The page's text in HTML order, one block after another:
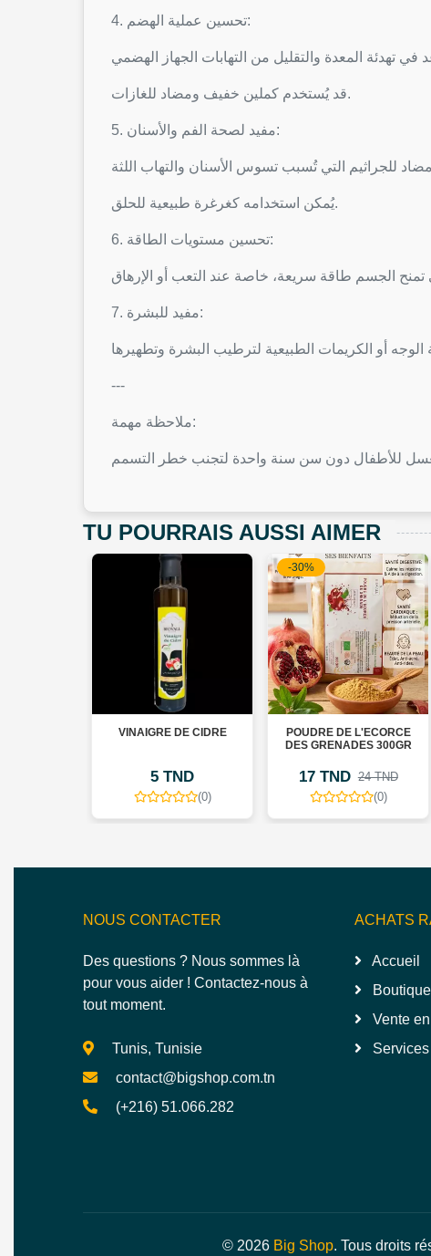
4. تحسين عملية الهضم:
قد يُستخدم كملين خفيف ومضاد للغازات.
5. مفيد لصحة الفم والأسنان:
يُمكن استخدامه كغرغرة طبيعية للحلق.
6. تحسين مستويات الطاقة:
7. مفيد للبشرة:
---
ملاحظة مهمة:
للأطفال دون سن سنة واحدة لتجنب خطر التسمم
TU POURRAIS AUSSI AIMER
-30%
POUDRE DE L'ECORCE
17 TND
زعتر عسل برڨو
60 TND
NOUS CONTACTER
Des questions ? Nous sommes là
pour vous aider ! Contactez-nous à
tout moment.
Tunis, Tunisie
contact@bigshop.com.tn
(+216) 51.066.282
ACHATS
Accueil
Boutique
Vente
Services
© 2026 Big Shop. Tous droits